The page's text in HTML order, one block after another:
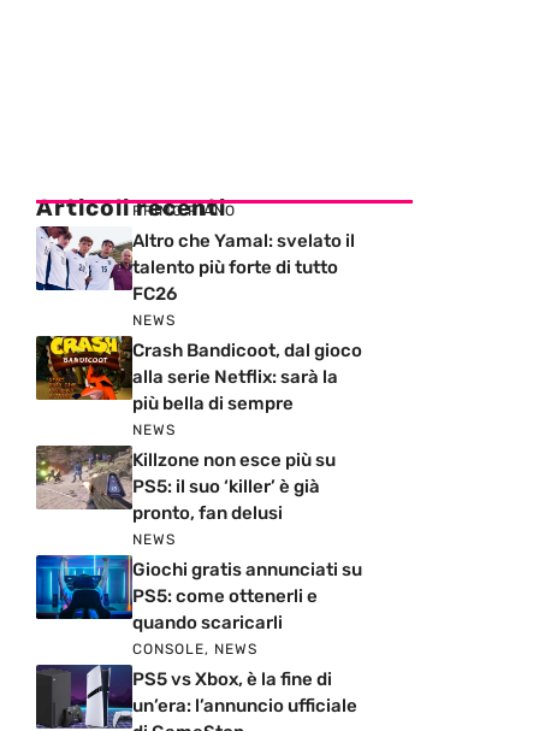
Articoli recenti
PRIMO PIANO
Altro che Yamal: svelato il
talento più forte di tutto
FC26
NEWS
Crash Bandicoot, dal gioco
alla serie Netflix: sarà la
più bella di sempre
NEWS
Killzone non esce più su
PS5: il suo ‘killer’ è già
pronto, fan delusi
NEWS
Giochi gratis annunciati su
PS5: come ottenerli e
quando scaricarli
CONSOLE, NEWS
PS5 vs Xbox, è la fine di
un’era: l’annuncio ufficiale